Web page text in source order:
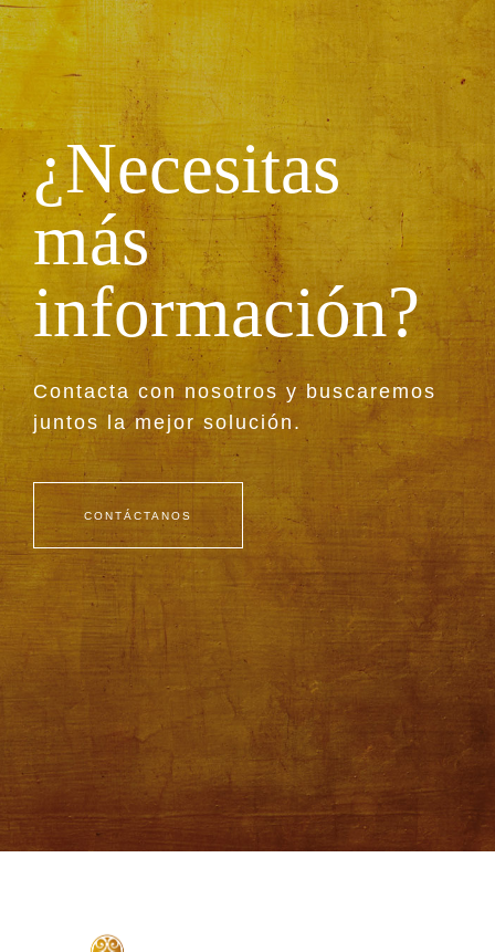
¿Necesitas
más
información?
Contacta con nosotros y buscaremos
juntos la mejor solución.
CONTÁCTANOS